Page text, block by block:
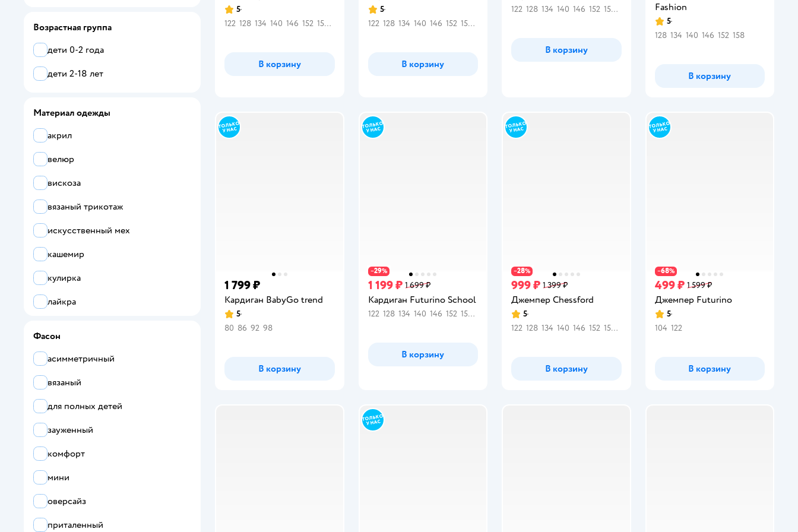
Рейтинг:
5
122 128 134 140 146 152 158
В корзину
Рейтинг:
5
122 128 134 140 146 152 158
В корзину
122 128 134 140 146 152 158
В корзину
Fashion
Рейтинг:
5
128 134 140 146 152 158
В корзину
1 799 ₽
Кардиган BabyGo trend
Рейтинг:
5
80 86 92 98
В корзину
−29%
1 199 ₽ 1 699 ₽
Кардиган Futurino School
122 128 134 140 146 152 158
В корзину
−28%
999 ₽ 1 399 ₽
Джемпер Chessford
Рейтинг:
5
122 128 134 140 146 152 158
В корзину
−68%
499 ₽ 1 599 ₽
Джемпер Futurino
Рейтинг:
5
104 122
В корзину
BROSTEM
BUNGLY
Bunnyphant
Ete Children
Fill Style
Fleur de Vie
Futurino
Futurino Fashion
Futurino School
GULLIVER toys
Gullivеr.
GUSTI
синий
оранжевый
хаки
Возрастная группа
дети 0-2 года
дети 2-18 лет
Материал одежды
акрил
велюр
вискоза
вязаный трикотаж
искусственный мех
кашемир
кулирка
лайкра
Фасон
асимметричный
вязаный
для полных детей
зауженный
комфорт
мини
оверсайз
приталенный